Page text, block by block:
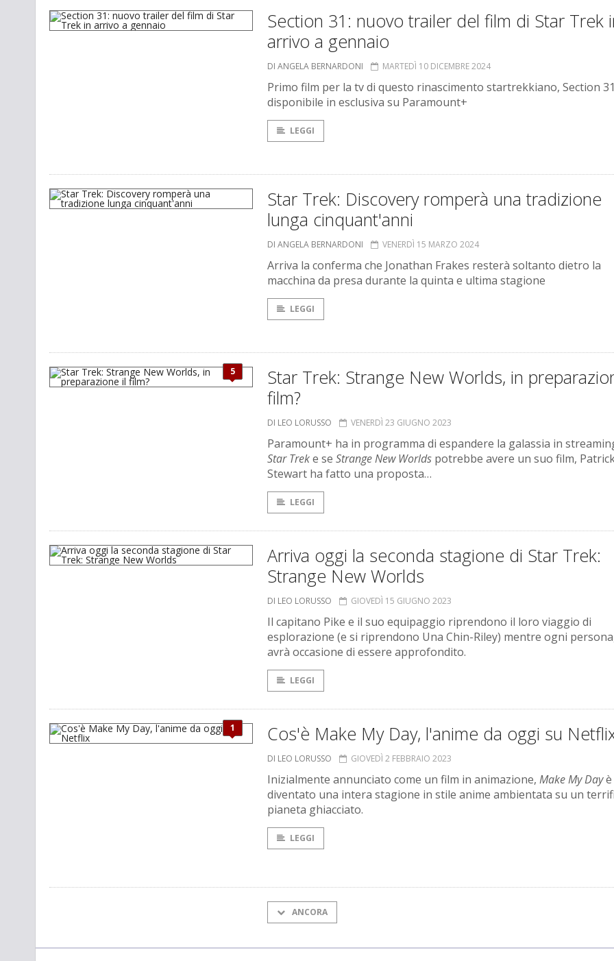
Section 31: nuovo trailer del film di Star Trek
arrivo a gennaio
DI ANGELA BERNARDONI MARTEDÌ 10 DICEMBRE 2024
Primo film per la tv di questo rinascimento startrekkiano, Section
disponibile in esclusiva su Paramount+
LEGGI
Star Trek: Discovery romperà una tradizione
lunga cinquant'anni
DI ANGELA BERNARDONI VENERDÌ 15 MARZO 2024
Arriva la conferma che Jonathan Frakes resterà soltanto dietro la
macchina da presa durante la quinta e ultima stagione
LEGGI
5
Star Trek: Strange New Worlds, in
film?
DI LEO LORUSSO VENERDÌ 23 GIUGNO 2023
Paramount+ ha in programma di espandere la galassia in
Star Treke se Strange New Worlds potrebbe avere un suo film,
Stewart ha fatto una proposta…
LEGGI
Arriva oggi la seconda stagione di Star Trek:
Strange New Worlds
DI LEO LORUSSO GIOVEDÌ 15 GIUGNO 2023
Il capitano Pike e il suo equipaggio riprendono il loro viaggio di
esplorazione (e si riprendono Una Chin-Riley) mentre ogni
avrà occasione di essere approfondito.
LEGGI
1 Cos'è Make My Day, l'anime da oggi su
DI LEO LORUSSO GIOVEDÌ 2 FEBBRAIO 2023
Inizialmente annunciato come un film in animazione, Make My Dayè
diventato una intera stagione in stile anime ambientata su un
pianeta ghiacciato.
LEGGI
ANCORA